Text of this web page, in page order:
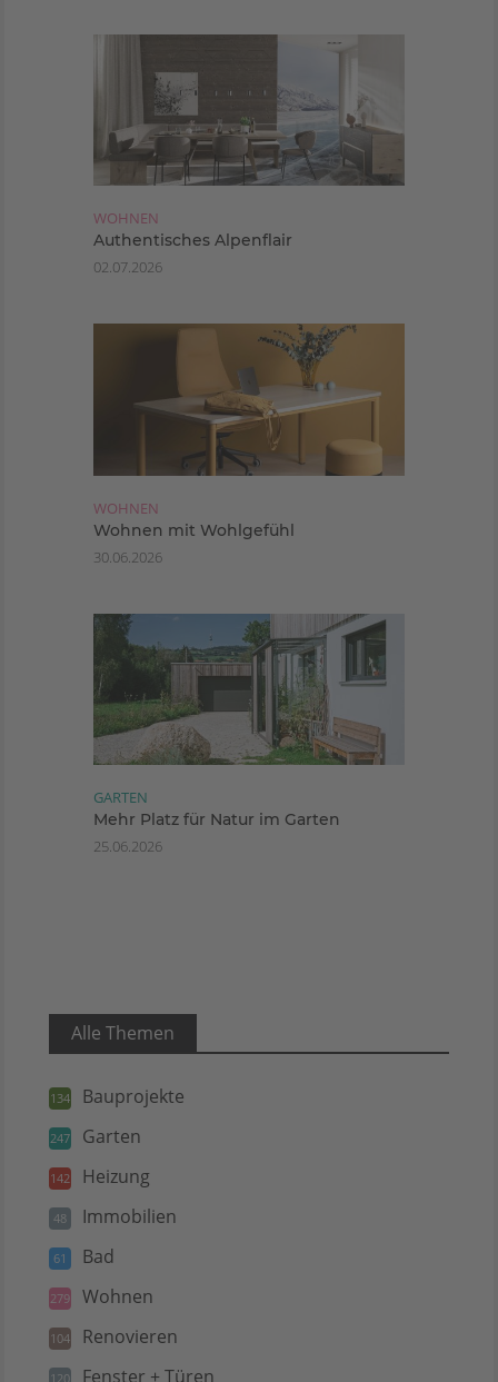
WOHNEN
Authentisches Alpenflair
02.07.2026
WOHNEN
Wohnen mit Wohlgefühl
30.06.2026
GARTEN
Mehr Platz für Natur im Garten
25.06.2026
Alle Themen
134 Bauprojekte
247 Garten
142 Heizung
48 Immobilien
61 Bad
279 Wohnen
104 Renovieren
120 Fenster + Türen